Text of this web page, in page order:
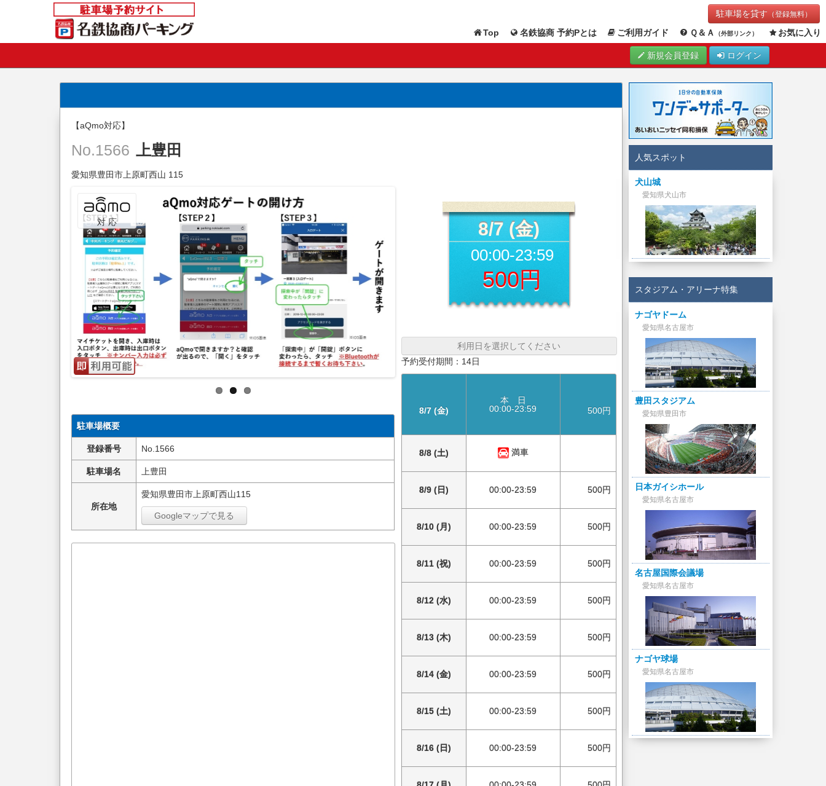
駐車場を貸す （登録無料）
Top 名鉄協商 予約Pとは ご利用ガイド Ｑ＆Ａ （外部リンク） お気に入り
新規会員登録 ログイン
【aQmo対応】
No.1566 上豊田
愛知県豊田市上原町西山 115
対 応
駐車場概要
登録番号 No.1566
駐車場名 上豊田
所在地
愛知県豊田市上原町西山115
Googleマップで見る
8/7 (金)
00:00-23:59
500円
利用日を選択してください
予約受付期間：14日
8/7 (金)
本 日
00:00-23:59
500円
8/8 (土) 満車
8/9 (日) 00:00-23:59 500円
8/10 (月) 00:00-23:59 500円
8/11 (祝) 00:00-23:59 500円
8/12 (水) 00:00-23:59 500円
8/13 (木) 00:00-23:59 500円
8/14 (金) 00:00-23:59 500円
8/15 (土) 00:00-23:59 500円
8/16 (日) 00:00-23:59 500円
人気スポット
犬山城
愛知県犬山市
スタジアム・アリーナ特集
ナゴヤドーム
愛知県名古屋市
豊田スタジアム
愛知県豊田市
日本ガイシホール
愛知県名古屋市
名古屋国際会議場
愛知県名古屋市
ナゴヤ球場
愛知県名古屋市